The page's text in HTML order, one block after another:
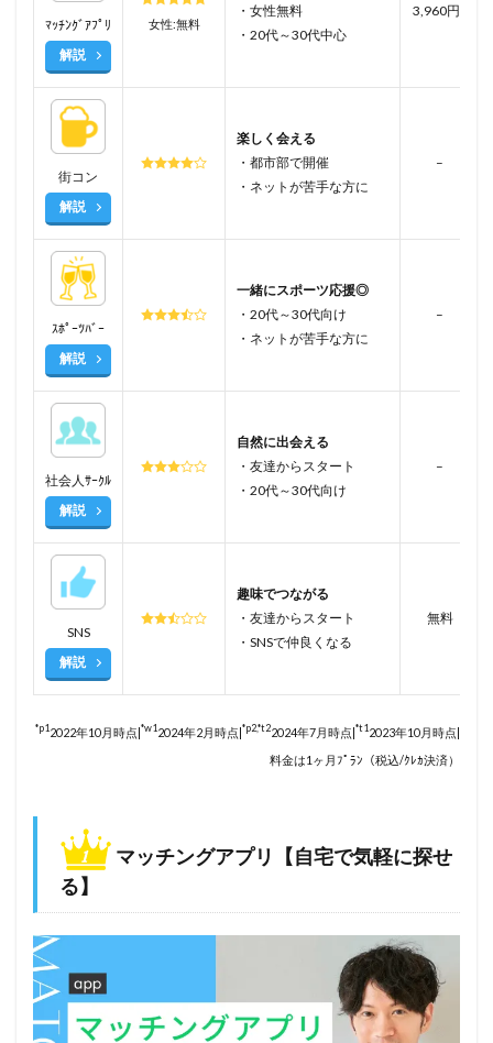
ﾏｯﾁﾝｸﾞｱﾌﾟﾘ
解説
女性:無料
・女性無料
・20代～30代中心
3,960円~
街コン
解説
楽しく会える
・都市部で開催
・ネットが苦手な方に
–
ｽﾎﾟｰﾂﾊﾞｰ
解説
一緒にスポーツ応援◎
・20代～30代向け
・ネットが苦手な方に
–
社会人ｻｰｸﾙ
解説
自然に出会える
・友達からスタート
・20代～30代向け
–
SNS
解説
趣味でつながる
・友達からスタート
・SNSで仲良くなる
無料
*p12022年10月時点|*w12024年2月時点|*p2,*t22024年7月時点|*t12023年10月時点|
料金は1ヶ月ﾌﾟﾗﾝ（税込/ｸﾚｶ決済）
マッチングアプリ【自宅で気軽に探せ
る】